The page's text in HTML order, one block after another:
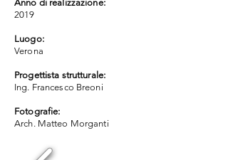
Anno di realizzazione:
2019
Luogo:
Verona
Progettista strutturale:
Ing. Francesco Breoni
Fotografie:
Arch. Matteo Morganti